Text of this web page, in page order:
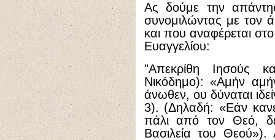
Ας δούμε την
συνομιλώντας με τον
και που αναφέρεται
Ευαγγελίου:
"Απεκρίθη Ιησούς
Νικόδημο): «Αμήν
άνωθεν, ου δύναται
3). (Δηλαδή: «Εάν
πάλι από τον Θεό,
Βασιλεία του